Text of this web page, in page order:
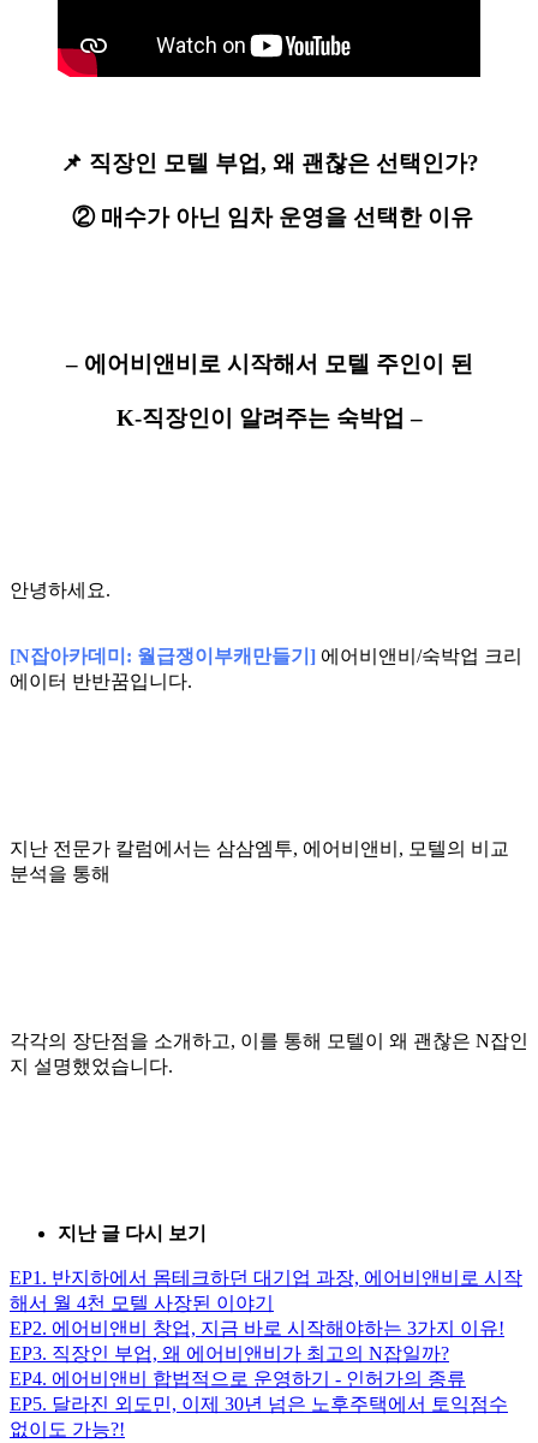
📌 직장인 모텔 부업, 왜 괜찮은 선택인가?
② 매수가 아닌 임차 운영을 선택한 이유
– 에어비앤비로 시작해서 모텔 주인이 된
K-직장인이 알려주는 숙박업 –
안녕하세요.
[N잡아카데미: 월급쟁이부캐만들기] 에어비앤비/숙박업 크리
에이터 반반꿈입니다.
지난 전문가 칼럼에서는 삼삼엠투, 에어비앤비, 모텔의 비교
분석을 통해
각각의 장단점을 소개하고, 이를 통해 모텔이 왜 괜찮은 N잡인
지 설명했었습니다.
지난 글 다시 보기
EP1. 반지하에서 몸테크하던 대기업 과장, 에어비앤비로 시작
해서 월 4천 모텔 사장된 이야기
EP2. 에어비앤비 창업, 지금 바로 시작해야하는 3가지 이유!
EP3. 직장인 부업, 왜 에어비앤비가 최고의 N잡일까?
EP4. 에어비앤비 합법적으로 운영하기 - 인허가의 종류
EP5. 달라진 외도민, 이제 30년 넘은 노후주택에서 토익점수
없이도 가능?!